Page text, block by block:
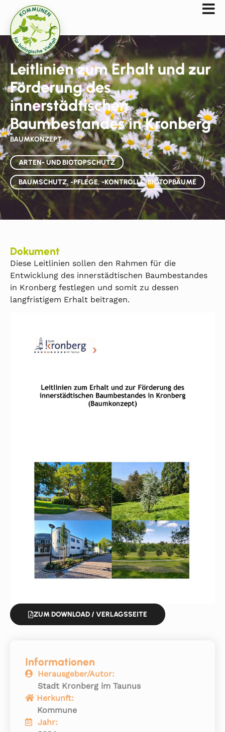
Leitlinien zum Erhalt und zur
Förderung des
innerstädtischen
Baumbestandes in Kronberg
BAUMKONZEPT
ARTEN- UND BIOTOPSCHUTZ
BAUMSCHUTZ, -PFLEGE, -KONTROLLE, BIOTOPBÄUME
Dokument
Diese Leitlinien sollen den Rahmen für die
Entwicklung des innerstädtischen Baumbestandes
in Kronberg festlegen und somit zu dessen
langfristigem Erhalt beitragen.
ZUM DOWNLOAD / VERLAGSSEITE
Informationen
Herausgeber/Autor:
Stadt Kronberg im Taunus
Herkunft:
Kommune
Jahr: